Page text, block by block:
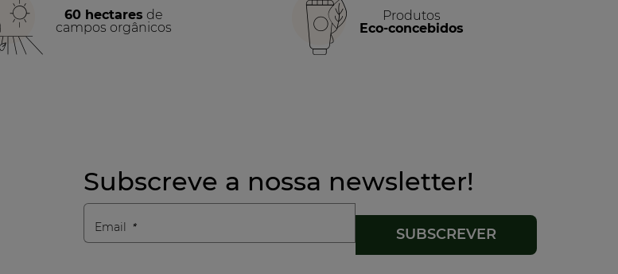
60 hectares de
campos orgânicos
Produtos
Eco-concebidos
Subscreve a nossa newsletter!
Email